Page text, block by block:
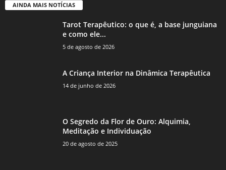
AINDA MAIS NOTÍCIAS
Tarot Terapêutico: o que é, a base junguiana
e como ele...
5 de agosto de 2026
A Criança Interior na Dinâmica Terapêutica
14 de junho de 2026
O Segredo da Flor de Ouro: Alquimia,
Meditação e Individuação
20 de agosto de 2025